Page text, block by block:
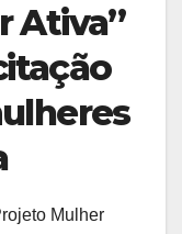
Ativa”
Mulher